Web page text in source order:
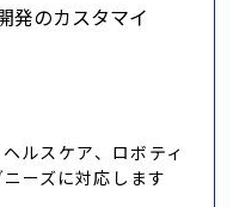
発のカスタマイ
ルスケア、ロボティ
ーズに対応します